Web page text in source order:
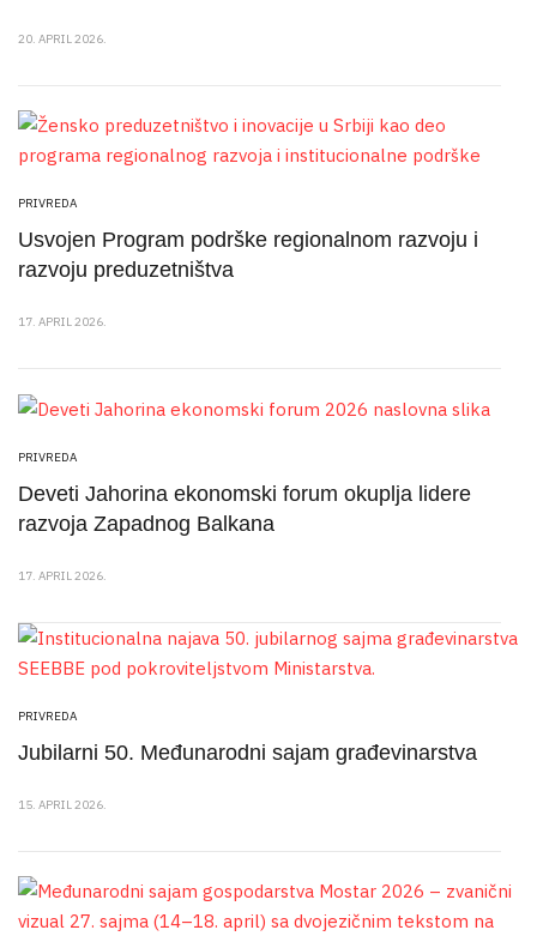
20. APRIL 2026.
PRIVREDA
Usvojen Program podrške regionalnom razvoju i
razvoju preduzetništva
17. APRIL 2026.
PRIVREDA
Deveti Jahorina ekonomski forum okuplja lidere
razvoja Zapadnog Balkana
17. APRIL 2026.
PRIVREDA
Jubilarni 50. Međunarodni sajam građevinarstva
15. APRIL 2026.